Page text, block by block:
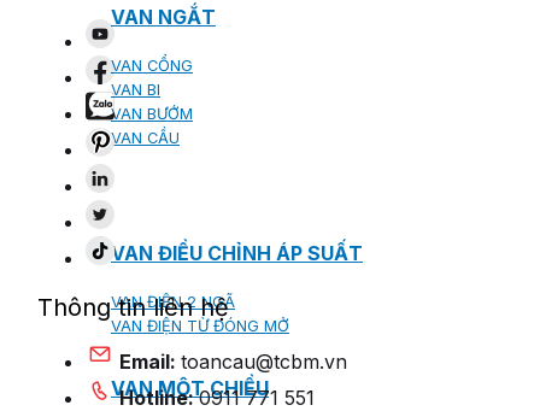
VAN NGẮT
VAN CỔNG
VAN BI
VAN BƯỚM
VAN CẦU
VAN ĐIỀU CHỈNH ÁP SUẤT
VAN ĐIỆN 2 NGÃ
VAN ĐIỆN TỪ ĐÓNG MỞ
VAN MỘT CHIỀU
Thông tin liên hệ
Email: toancau@tcbm.vn
Hotline:0911 771 551